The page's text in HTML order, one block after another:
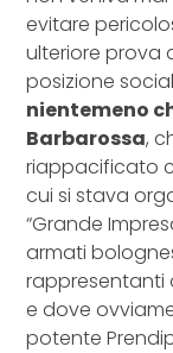
evitare
ulteriore prova
posizione
nientemeno
Barbarossa,
riappacificato
cui si stava
“Grande
armati
rappresentanti
e dove
potente